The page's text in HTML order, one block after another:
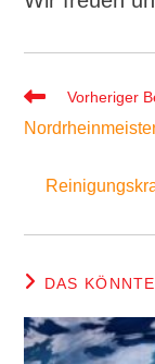
Weitere
ansehen
Vorheriger
DAS